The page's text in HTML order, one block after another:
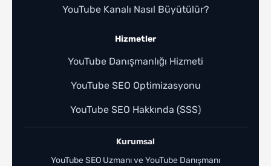
YouTube Kanalı Nasıl Büyütülür?
Hizmetler
YouTube Danışmanlığı Hizmeti
YouTube SEO Optimizasyonu
YouTube SEO Hakkında (SSS)
Kurumsal
YouTube SEO Uzmanı ve YouTube Danışmanı